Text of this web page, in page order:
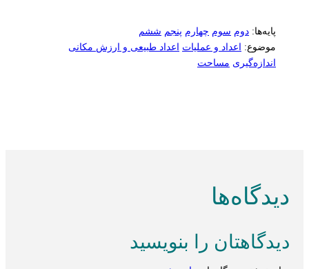
پایه‌ها: دوم سوم چهارم پنجم ششم
موضوع:
اعداد و عملیات
اعداد طبیعی و ارزش مکانی
اندازه‌گیری مساحت
دیدگاه‌ها
دیدگاهتان را بنویسید